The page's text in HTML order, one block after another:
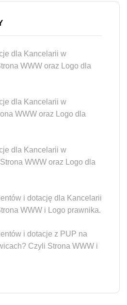
dla Kancelarii w
WWW oraz Logo dla
dla Kancelarii w
WWW oraz Logo dla
dla Kancelarii w
WWW oraz Logo dla
i dotację dla Kancelarii
WWW i Logo prawnika.
i dotacje z PUP na
Czyli Strona WWW i